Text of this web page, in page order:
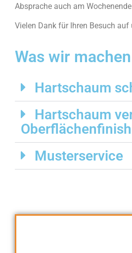
Absprache auch am
Vielen Dank für Ihren Besuch auf
Was wir machen
Hartschaum
Hartschaum
Oberflächenfinish
Musterservice